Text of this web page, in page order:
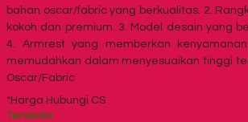
bahan oscar/fabric yang berkualitas. 2.
kokoh dan premium. 3. Model desain yang
4. Armrest yang memberkan
memudahkan dalam menyesuaikan tinggi
Oscar/Fabric
*Harga Hubungi CS
Tersedia